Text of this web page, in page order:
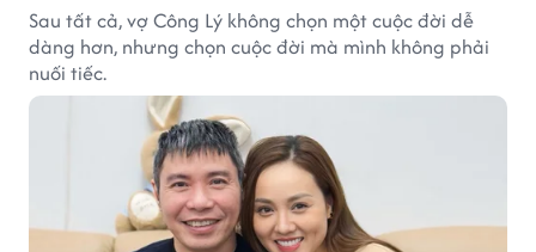
Sau tất cả, vợ Công Lý không chọn một cuộc đời dễ
dàng hơn, nhưng chọn cuộc đời mà mình không phải
nuối tiếc.